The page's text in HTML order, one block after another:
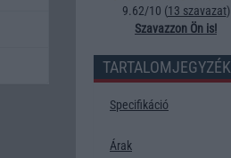
9.62/10 (13 szavazat)
Szavazzon Ön is!
TARTALOMJEGYZÉK
Specifikáció
Árak